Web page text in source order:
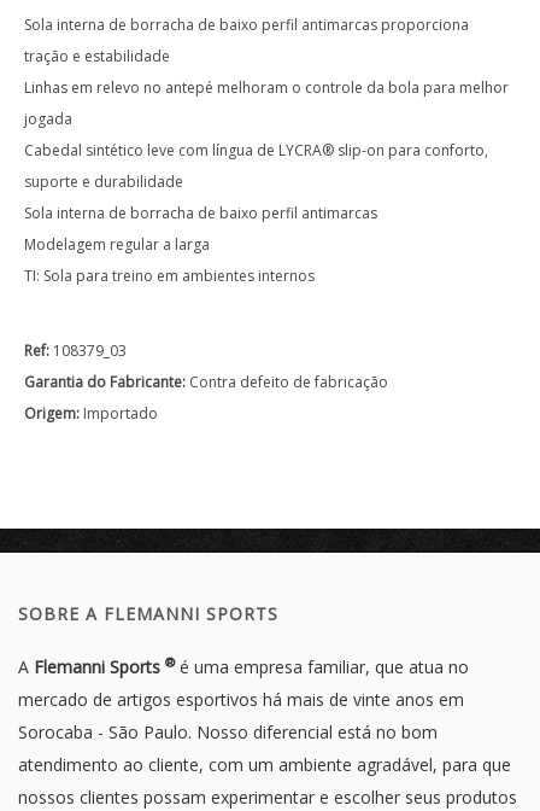
Sola interna de borracha de baixo perfil antimarcas proporciona
tração e estabilidade
Linhas em relevo no antepé melhoram o controle da bola para melhor
jogada
Cabedal sintético leve com língua de LYCRA® slip-on para conforto,
suporte e durabilidade
Sola interna de borracha de baixo perfil antimarcas
Modelagem regular a larga
TI: Sola para treino em ambientes internos
Ref: 108379_03
Garantia do Fabricante: Contra defeito de fabricação
Origem: Importado
SOBRE A FLEMANNI SPORTS
A Flemanni Sports ®é uma empresa familiar, que atua no
mercado de artigos esportivos há mais de vinte anos em
Sorocaba - São Paulo. Nosso diferencial está no bom
atendimento ao cliente, com um ambiente agradável, para que
nossos clientes possam experimentar e escolher seus produtos